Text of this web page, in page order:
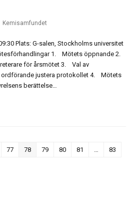
Kemisamfundet
Plats: G-salen, Stockholms universitet
1. Mötets öppnande 2.
för årsmötet 3. Val av
ordförande justera protokollet 4. Mötets
berättelse…
Page
77 Page
78 Page
79 Page
80 Page
81 … Page
83